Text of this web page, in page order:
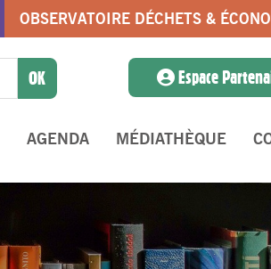
OBSERVATOIRE DÉCHETS &
Espace
AGENDA MÉDIATHÈQUE